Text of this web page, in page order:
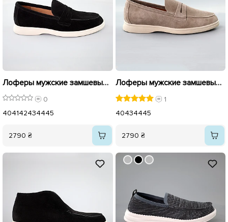
Лоферы мужские замшевые 592353 Черные
0
404142434445
2790 ₴
Лоферы мужские замшевые 591533 Бежевые
1
40434445
2790 ₴